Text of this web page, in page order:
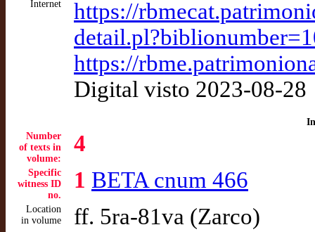
Internet
https://
https://
Digital visto 2023-08-28
Number
of texts in
volume:
4
Specific
witness ID
no.
1 BETA cnum 466
Location
in volume
ff. 5ra-81va (Zarco)